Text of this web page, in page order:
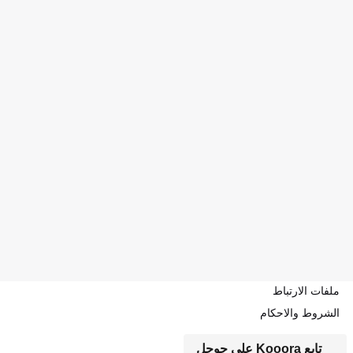
تابع Kooora على جوجل
ملفات الارتباط
الشروط والاحكام